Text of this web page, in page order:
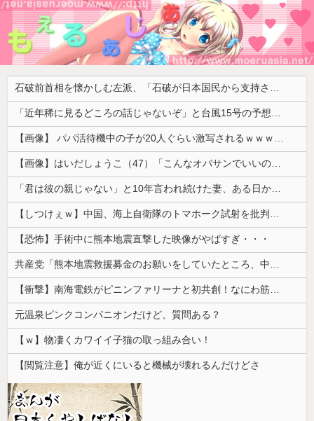
石破前首相を懐かしむ左派、「石破が日本国民から支持されまくっていた」と主張してしまうも……
「近年稀に見るどころの話じゃないぞ」と台風15号の予想進路に困惑する人が多数、偏西風が全く通用していないんだけど……
【画像】 パパ活待機中の子が20人ぐらい激写されるｗｗｗｗｗｗｗｗｗｗｗ
【画像】はいだしょうこ（47）「こんなオバサンでいいの…？」
「君は彼の親じゃない」と10年言われ続けた妻、ある日から薬の管理も着替えの声かけもやめた
【しつけぇｗ】中国、海上自衛隊のトマホーク試射を批判「周辺の安全保障上の脅威を口実に再軍備を加速している」
【恐怖】手術中に熊本地震直撃した映像がやばすぎ・・・
共産党「熊本地震救援募金のお願いをしていたところ、中指を立てられました。嫌がらせ酷い」
【衝撃】南海電鉄がピニンファリーナと初共創！なにわ筋線の新型特急が凄そう
元温泉ピンクコンパニオンだけど、質問ある？
【ｗ】物凄くカワイイ子猫の取っ組み合い！
【閲覧注意】俺が近くにいると機械が壊れるんだけどさ